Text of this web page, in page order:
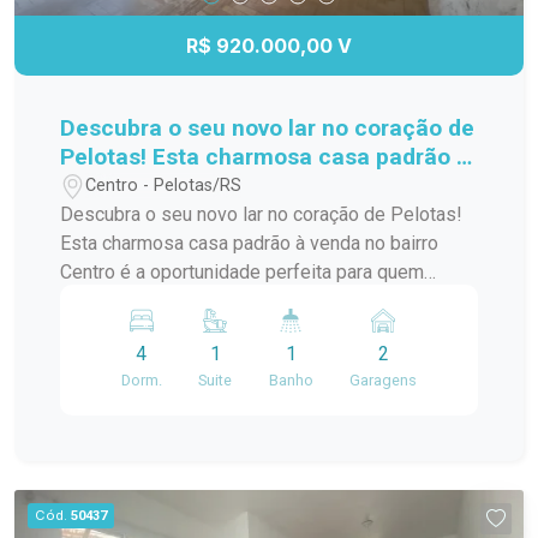
R$ 920.000,00 V
Descubra o seu novo lar no coração de
Pelotas! Esta charmosa casa padrão à
venda no bairro Centro é a
oportunidade perfeita para quem
busca conforto e praticidade. Com
uma localização privilegiada, você
comodidades,
Centro - Pelotas/RS
Descubra o seu novo lar no coração de Pelotas!
Esta charmosa casa padrão à venda no bairro
Centro é a oportunidade perfeita para quem
localização privilegiada, você estará a poucos
passos de diversas comodidades, como
supermercados, restaurantes, lojas e escolas. A
iluminados, proporcionando um ambiente
acolhedor. A sala de estar é ideal para receber
4
Dorm.
1
Suite
1
Banho
2
Garagens
Cód. 50437